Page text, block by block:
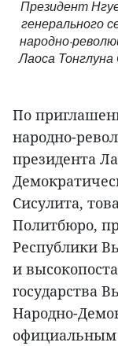
Президент
генерального
народно-
Лаоса Тонглуна
По
народно-
президента
Сисулита,
Политбюро,
Республики
и
государства
Народно-
официальным